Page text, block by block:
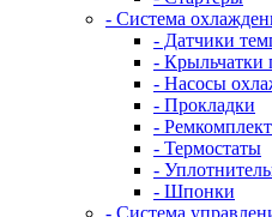
- Система
- Датчики
- Крыльчатки
- Насосы
- Прокладки
-
- Термостаты
-
- Шпонки
- Система